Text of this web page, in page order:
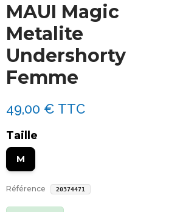
MAUI Magic
Metalite
Undershorty
Femme
49,00 € TTC
Taille
M
Référence 20374471